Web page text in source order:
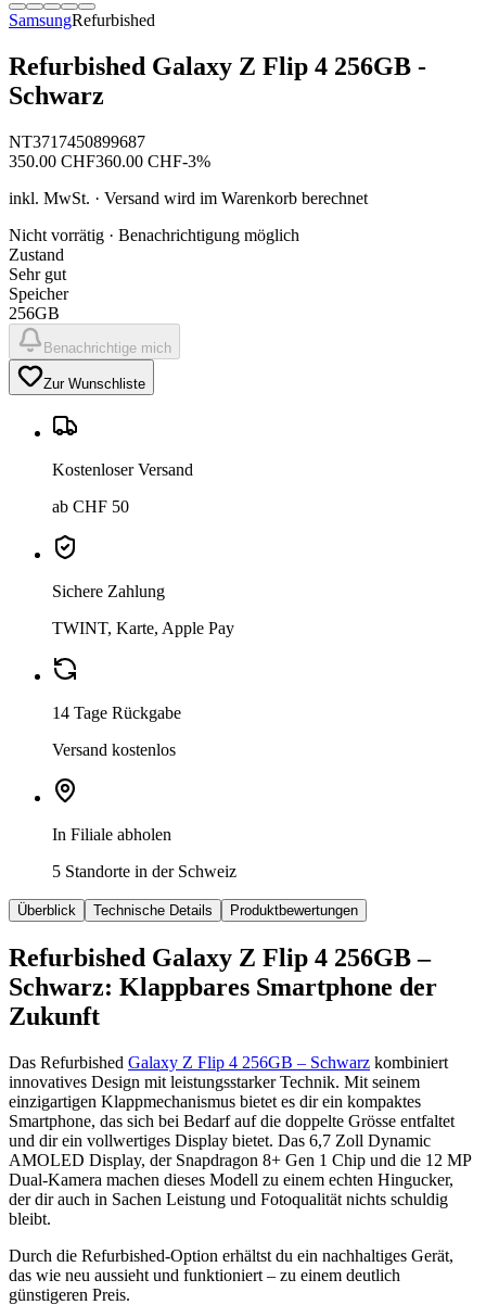
SamsungRefurbished
Refurbished Galaxy Z Flip 4 256GB -
Schwarz
NT3717450899687
350.00 CHF360.00 CHF-3%
inkl. MwSt. · Versand wird im Warenkorb berechnet
Nicht vorrätig · Benachrichtigung möglich
Zustand
Sehr gut
Speicher
256GB
Benachrichtige mich
Zur Wunschliste
Kostenloser Versand
ab CHF 50
Sichere Zahlung
TWINT, Karte, Apple Pay
14 Tage Rückgabe
Versand kostenlos
In Filiale abholen
5 Standorte in der Schweiz
Überblick Technische Details Produktbewertungen
Refurbished Galaxy Z Flip 4 256GB –
Schwarz: Klappbares Smartphone der
Zukunft
Das Refurbished Galaxy Z Flip 4 256GB – Schwarz kombiniert
innovatives Design mit leistungsstarker Technik. Mit seinem
einzigartigen Klappmechanismus bietet es dir ein kompaktes
Smartphone, das sich bei Bedarf auf die doppelte Grösse entfaltet
und dir ein vollwertiges Display bietet. Das 6,7 Zoll Dynamic
AMOLED Display, der Snapdragon 8+ Gen 1 Chip und die 12 MP
Dual-Kamera machen dieses Modell zu einem echten Hingucker,
der dir auch in Sachen Leistung und Fotoqualität nichts schuldig
bleibt.
Durch die Refurbished-Option erhältst du ein nachhaltiges Gerät,
das wie neu aussieht und funktioniert – zu einem deutlich
günstigeren Preis.